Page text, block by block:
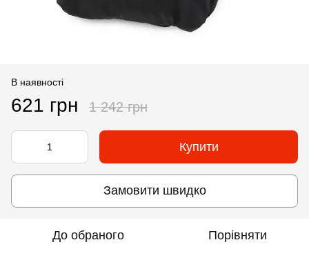
В наявності
621 грн 1 242 грн
Купити
Замовити швидко
До обраного Порівняти